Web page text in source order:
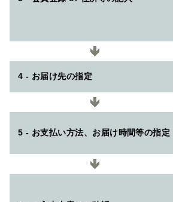
4 - お届け先の指定
5 - お支払い方法、お届け時間等の指定